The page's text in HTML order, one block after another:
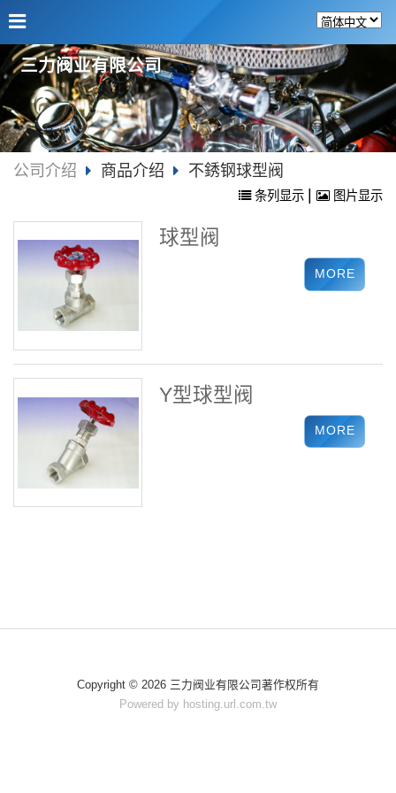
三力阀业有限公司
公司介绍 商品介绍 不銹钢球型阀
条列显示 | 图片显示
球型阀
Y型球型阀
Copyright © 2026 三力阀业有限公司著作权所有
Powered by hosting.url.com.tw